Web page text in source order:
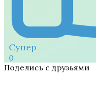
Супер
0
Поделись с друзьями